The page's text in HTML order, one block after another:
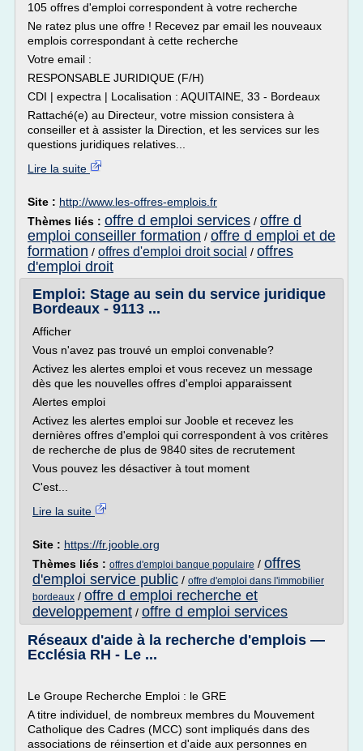
105 offres d'emploi correspondent à votre recherche
Ne ratez plus une offre ! Recevez par email les nouveaux
emplois correspondant à cette recherche
Votre email :
RESPONSABLE JURIDIQUE (F/H)
CDI | expectra | Localisation : AQUITAINE, 33 - Bordeaux
Rattaché(e) au Directeur, votre mission consistera à
conseiller et à assister la Direction, et les services sur les
questions juridiques relatives...
Lire la suite
Site : http://www.les-offres-emplois.fr
Thèmes liés : offre d emploi services / offre d
emploi conseiller formation / offre d emploi et de
formation / offres d'emploi droit social / offres
d'emploi droit
Emploi: Stage au sein du service juridique
Bordeaux - 9113 ...
Afficher
Vous n'avez pas trouvé un emploi convenable?
Activez les alertes emploi et vous recevez un message
dès que les nouvelles offres d'emploi apparaissent
Alertes emploi
Activez les alertes emploi sur Jooble et recevez les
dernières offres d'emploi qui correspondent à vos critères
de recherche de plus de 9840 sites de recrutement
Vous pouvez les désactiver à tout moment
C'est...
Lire la suite
Site : https://fr.jooble.org
Thèmes liés : offres d'emploi banque populaire / offres
d'emploi service public / offre d'emploi dans l'immobilier
bordeaux / offre d emploi recherche et
developpement / offre d emploi services
Réseaux d'aide à la recherche d'emplois —
Ecclésia RH - Le ...
Le Groupe Recherche Emploi : le GRE
A titre individuel, de nombreux membres du Mouvement
Catholique des Cadres (MCC) sont impliqués dans des
associations de réinsertion et d'aide aux personnes en